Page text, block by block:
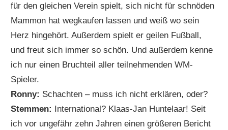
für den gleichen Verein spielt, sich nicht für schnöden
Mammon hat wegkaufen lassen und weiß wo sein
Herz hingehört. Außerdem spielt er geilen Fußball,
und freut sich immer so schön. Und außerdem kenne
ich nur einen Bruchteil aller teilnehmenden WM-
Spieler.
Ronny: Schachten – muss ich nicht erklären, oder?
Stemmen: International? Klaas-Jan Huntelaar! Seit
ich vor ungefähr zehn Jahren einen größeren Bericht